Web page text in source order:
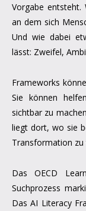
Vorgabe entsteht.
an dem sich
Und wie dabei
lässt: Zweifel,
Frameworks
Sie können
sichtbar zu
liegt dort, wo sie
Transformation zu
Das OECD
Suchprozess
Das AI Literacy